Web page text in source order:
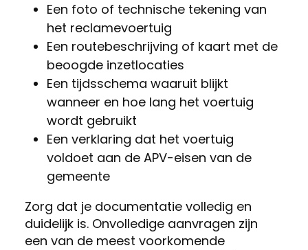
Een foto of technische tekening van
het reclamevoertuig
Een routebeschrijving of kaart met de
beoogde inzetlocaties
Een tijdsschema waaruit blijkt
wanneer en hoe lang het voertuig
wordt gebruikt
Een verklaring dat het voertuig
voldoet aan de APV-eisen van de
gemeente
Zorg dat je documentatie volledig en
duidelijk is. Onvolledige aanvragen zijn
een van de meest voorkomende